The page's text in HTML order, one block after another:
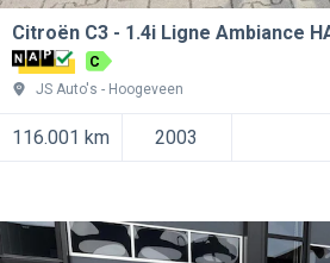
Citroën C3 1.4i Ligne Ambiance
C
JS Auto's
Hoogeveen
116.001 km 2003